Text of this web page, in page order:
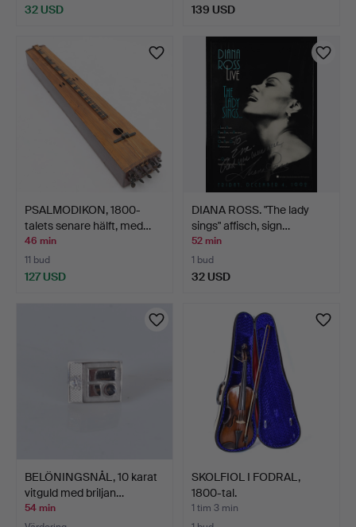
32 USD 139 USD
PSALMODIKON, 1800-
talets senare hälft, med…
46 min
11 bud
127 USD
DIANA ROSS. "The lady
sings" affisch, sign…
52 min
1 bud
32 USD
BELÖNINGSNÅL, 10 karat
vitguld med briljan…
54 min
SKOLFIOL I FODRAL,
1800-tal.
1 tim 3 min